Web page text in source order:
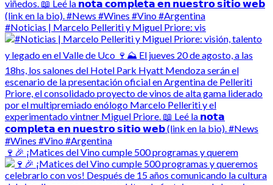
#Noticias | Marcelo Pelleriti y Miguel Priore: vis
🍷🎉 ¡Matices del Vino cumple 500 programas y querem